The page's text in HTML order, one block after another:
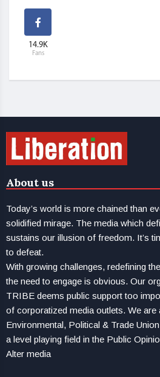
14.9K
Fans
About us
Today’s world is more chained than
solidified mirage. The media which
sustains our illusion of freedom. It’s
to defeat.
With growing challenges, redefining
the need to engage is obvious. Our
TRIBE deems public support too
of corporatized media outlets. We are
Environmental, Political & Trade
a level playing field in the Public
Alter media